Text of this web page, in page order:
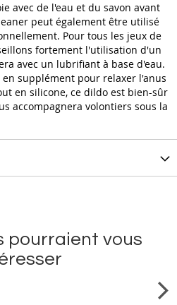
avec de l'eau et du savon avant
peut également être utilisé
Pour tous les jeux de
fortement l'utilisation d'un
avec un lubrifiant à base d'eau.
supplément pour relaxer l'anus
en silicone, ce dildo est bien-sûr
accompagnera volontiers sous la
pourraient vous